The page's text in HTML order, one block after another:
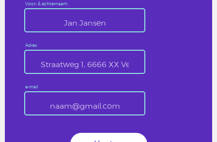
Voor- & achternaam
Adres
e-mail